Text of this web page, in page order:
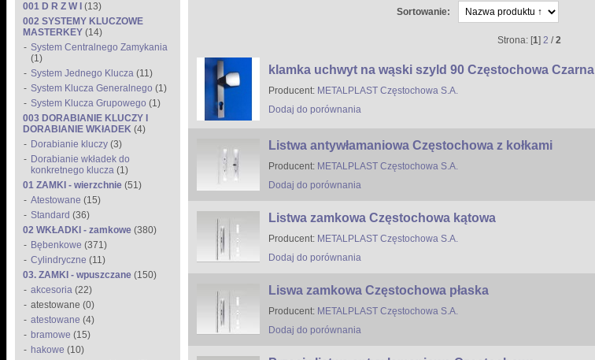
001 D R Z W I (13)
002 SYSTEMY KLUCZOWE
MASTERKEY (14)
System Centralnego Zamykania
(1)
System Jednego Klucza (11)
System Klucza Generalnego (1)
System Klucza Grupowego (1)
003 DORABIANIE KLUCZY I
DORABIANIE WKłADEK (4)
Dorabianie kluczy (3)
Dorabianie wkładek do
konkretnego klucza (1)
01 ZAMKI - wierzchnie (51)
Atestowane (15)
Standard (36)
02 WKŁADKI - zamkowe (380)
Bębenkowe (371)
Cylindryczne (11)
03. ZAMKI - wpuszczane (150)
akcesoria (22)
atestowane (0)
atestowane (4)
bramowe (15)
hakowe (10)
Sortowanie:
Strona: [1] 2 /2
klamka uchwyt na wąski szyld 90 Częstochowa Czarna
Producent: METALPLAST Częstochowa S.A.
Dodaj do porównania
Listwa antywłamaniowa Częstochowa z kołkami
Producent: METALPLAST Częstochowa S.A.
Dodaj do porównania
Listwa zamkowa Częstochowa kątowa
Producent: METALPLAST Częstochowa S.A.
Dodaj do porównania
Liswa zamkowa Częstochowa płaska
Producent: METALPLAST Częstochowa S.A.
Dodaj do porównania